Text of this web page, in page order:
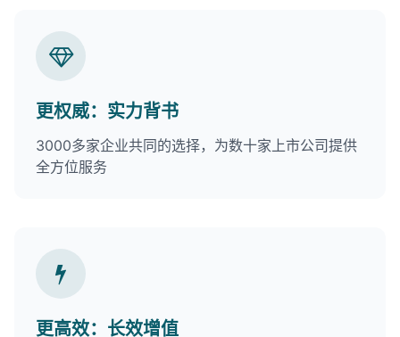
更权威：实力背书
3000多家企业共同的选择，为数十家上市公司提供
全方位服务
更高效：长效增值